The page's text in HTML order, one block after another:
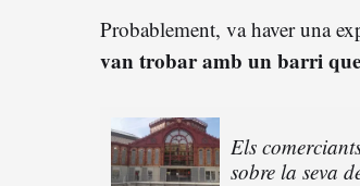
Probablement, va haver una
van trobar amb un barri
Els
sobre la seva